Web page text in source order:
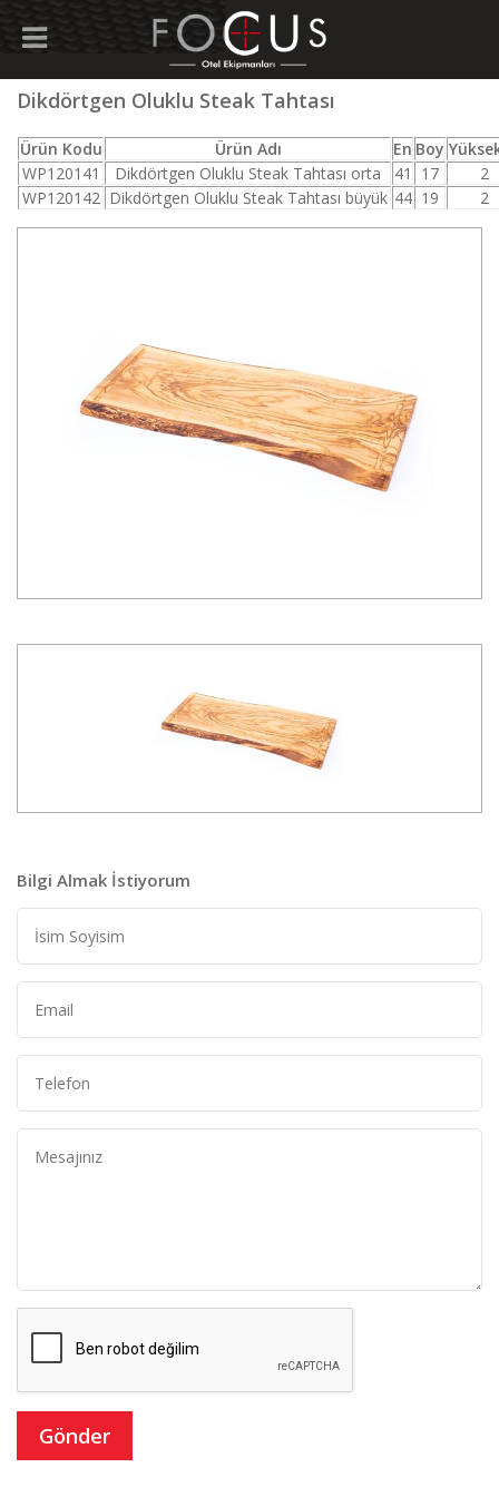
Dikdörtgen Oluklu Steak Tahtası
Ürün Kodu Ürün Adı En Boy
WP120141
Dikdörtgen Oluklu Steak Tahtası orta 41 17
2
WP120142 Dikdörtgen Oluklu Steak Tahtası büyük 44 19 2
Bilgi Almak İstiyorum